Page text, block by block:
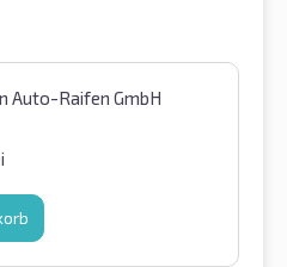
Auto-Raifen GmbH